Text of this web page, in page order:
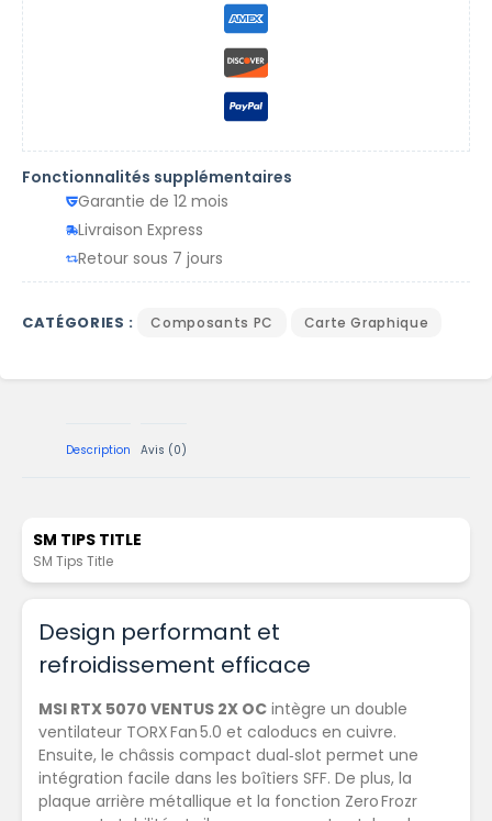
Fonctionnalités supplémentaires
Garantie de 12 mois
Livraison Express
Retour sous 7 jours
CATÉGORIES : Composants PC Carte Graphique
Description Avis (0)
SM TIPS TITLE
SM Tips Title
Design performant et
refroidissement efficace
MSI RTX 5070 VENTUS 2X OC intègre un double
ventilateur TORX Fan 5.0 et caloducs en cuivre.
Ensuite, le châssis compact dual‑slot permet une
intégration facile dans les boîtiers SFF. De plus, la
plaque arrière métallique et la fonction Zero Frozr